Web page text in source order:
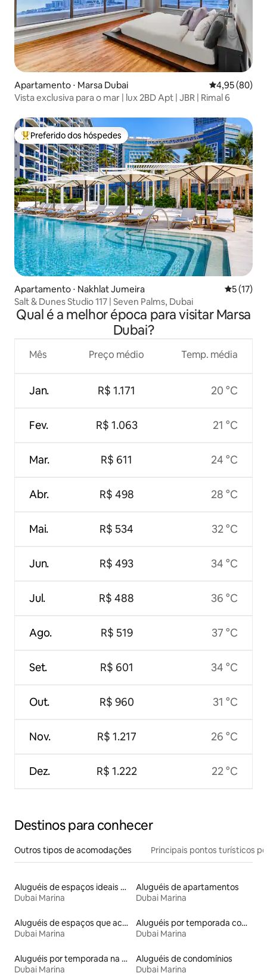
Apartamento ⋅ Marsa Dubai 4,95 de uma
4,95 (80)
Vista exclusiva para o mar | lux 2BD Apt | JBR | Rimal 6
Entre os melhores preferidos dos hóspedes
Preferido dos hóspedes
Apartamento ⋅ Nakhlat Jumeira 5 de uma
5 (17)
Salt & Dunes Studio 117 | Seven Palms, Dubai
Qual é a melhor época para visitar Marsa
Dubai?
Mês
Jan.
Fev.
Mar.
Abr.
Mai.
Jun.
Jul.
Ago.
Set.
Out.
Nov.
Dez.
Preço médio
R$ 1.171
R$ 1.063
R$ 611
R$ 498
R$ 534
R$ 493
R$ 488
R$ 519
R$ 601
R$ 960
R$ 1.217
R$ 1.222
Temp. média
20 °C
21 °C
24 °C
28 °C
32 °C
34 °C
36 °C
37 °C
34 °C
31 °C
26 °C
22 °C
Destinos para conhecer
Outros tipos de acomodações Principais pontos turísticos
Aluguéis de espaços ideais para famílias
Dubai Marina
Aluguéis de apartamentos
Dubai Marina
Aluguéis de espaços que aceitam animais de estimação
Dubai Marina
Aluguéis por temporada com cama de altura acessível
Dubai Marina
Aluguéis por temporada na orla
Dubai Marina
Aluguéis de condomínios
Dubai Marina